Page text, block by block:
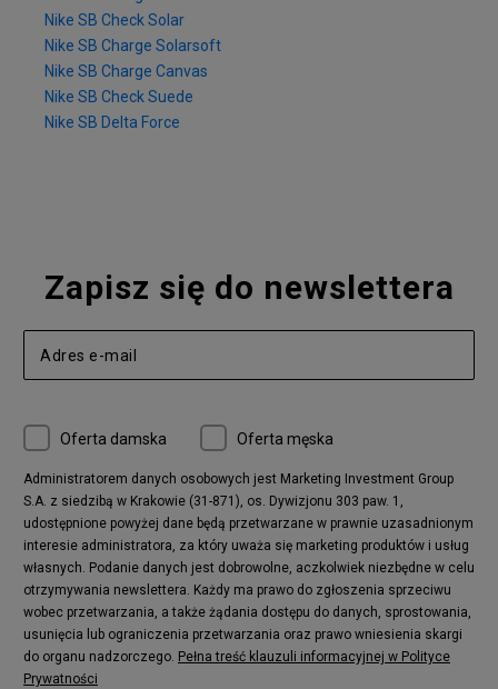
Nike SB Check Solar
Nike SB Charge Solarsoft
Nike SB Charge Canvas
Nike SB Check Suede
Nike SB Delta Force
Zapisz się do newslettera
Oferta damska Oferta męska
Administratorem danych osobowych jest Marketing Investment Group
S.A. z siedzibą w Krakowie (31-871), os. Dywizjonu 303 paw. 1,
udostępnione powyżej dane będą przetwarzane w prawnie uzasadnionym
interesie administratora, za który uważa się marketing produktów i usług
własnych. Podanie danych jest dobrowolne, aczkolwiek niezbędne w celu
otrzymywania newslettera. Każdy ma prawo do zgłoszenia sprzeciwu
wobec przetwarzania, a także żądania dostępu do danych, sprostowania,
usunięcia lub ograniczenia przetwarzania oraz prawo wniesienia skargi
do organu nadzorczego. Pełna treść klauzuli informacyjnej w Polityce
Prywatności